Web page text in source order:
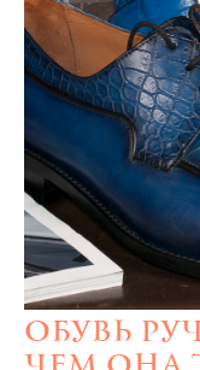
Обувь